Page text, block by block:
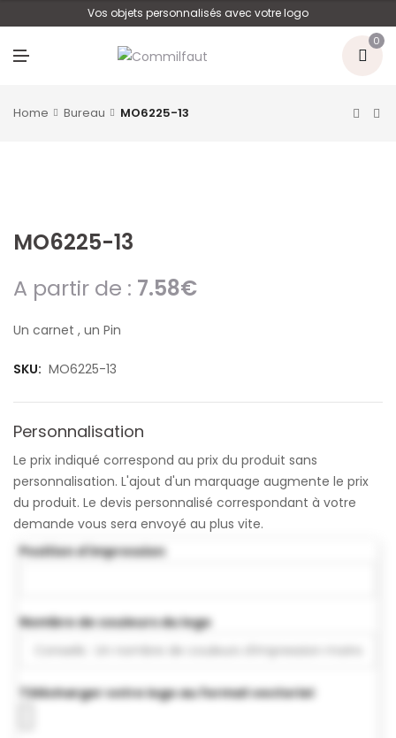
Vos objets personnalisés avec votre logo
0
Home Bureau MO6225-13
MO6225-13
A partir de : 7.58€
Un carnet , un Pin
SKU: MO6225-13
Personnalisation
Le prix indiqué correspond au prix du produit sans
personnalisation. L'ajout d'un marquage augmente le prix
du produit. Le devis personnalisé correspondant à votre
demande vous sera envoyé au plus vite.
Position d'impression
Nombre de couleurs du logo
Télécharger votre logo au format vectoriel